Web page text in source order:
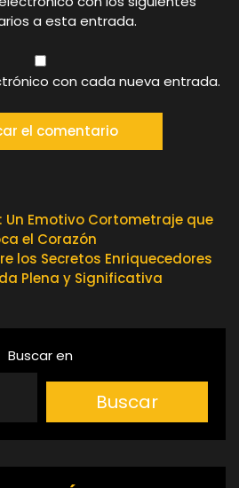
a esta entrada.
con cada nueva entrada.
Un Emotivo Cortometraje que
el Corazón
los Secretos Enriquecedores
Plena y Significativa
Buscar en
Buscar